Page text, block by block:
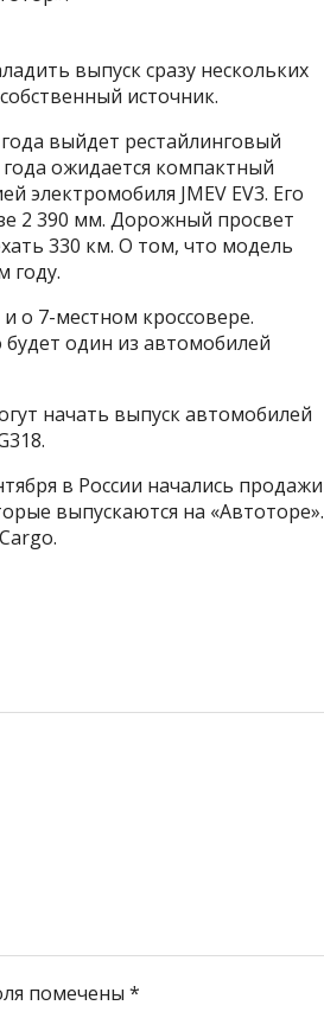
выпуск сразу нескольких
источник.
выйдет рестайлинговый
ожидается компактный
электромобиля JMEV EV3. Его
2 390 мм. Дорожный просвет
330 км. О том, что модель
году.
о 7-местном кроссовере.
один из автомобилей
начать выпуск автомобилей
в России начались продажи
выпускаются на «Автоторе».
помечены *